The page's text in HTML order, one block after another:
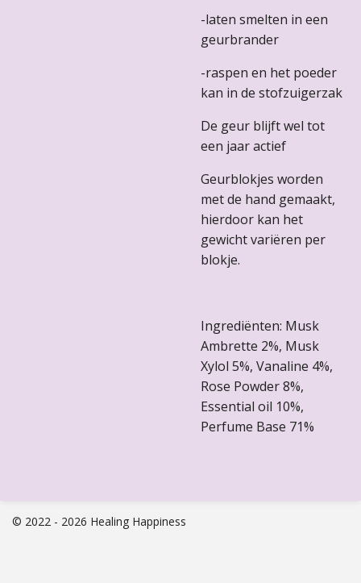
-laten smelten in een
geurbrander
-raspen en het poeder
kan in de stofzuigerzak
De geur blijft wel tot
een jaar actief
Geurblokjes worden
met de hand gemaakt,
hierdoor kan het
gewicht variëren per
blokje.
Ingrediënten: Musk
Ambrette 2%, Musk
Xylol 5%, Vanaline 4%,
Rose Powder 8%,
Essential oil 10%,
Perfume Base 71%
© 2022 - 2026 Healing Happiness